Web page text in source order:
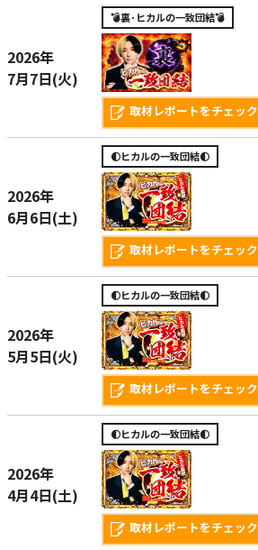
2026年
7月7日(火)
💣裏･ヒカルの一致団結💣
取材レポートをチェック
2026年
6月6日(土)
🌓ヒカルの一致団結🌓
取材レポートをチェック
2026年
5月5日(火)
🌓ヒカルの一致団結🌓
取材レポートをチェック
2026年
4月4日(土)
🌓ヒカルの一致団結🌓
取材レポートをチェック